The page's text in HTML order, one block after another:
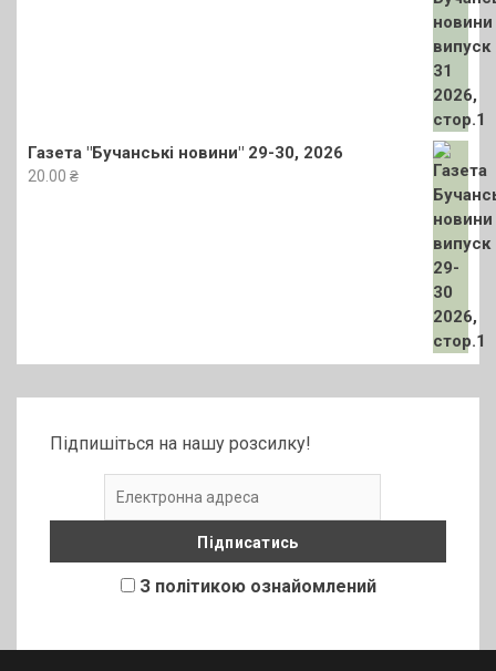
Газета "Бучанські новини" 29-30, 2026
20.00 ₴
Підпишіться на нашу розсилку!
З політикою ознайомлений